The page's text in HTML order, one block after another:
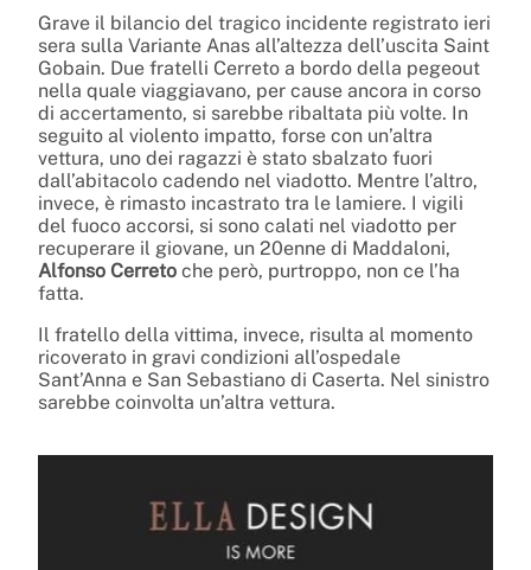
Grave il bilancio del tragico incidente registrato ieri
sera sulla Variante Anas all’altezza dell’uscita Saint
Gobain. Due fratelli Cerreto a bordo della pegeout
nella quale viaggiavano, per cause ancora in corso
di accertamento, si sarebbe ribaltata più volte. In
seguito al violento impatto, forse con un’altra
vettura, uno dei ragazzi è stato sbalzato fuori
dall’abitacolo cadendo nel viadotto. Mentre l’altro,
invece, è rimasto incastrato tra le lamiere. I vigili
del fuoco accorsi, si sono calati nel viadotto per
recuperare il giovane, un 20enne di Maddaloni,
Alfonso Cerreto che però, purtroppo, non ce l’ha
fatta.
Il fratello della vittima, invece, risulta al momento
ricoverato in gravi condizioni all’ospedale
Sant’Anna e San Sebastiano di Caserta. Nel sinistro
sarebbe coinvolta un’altra vettura.